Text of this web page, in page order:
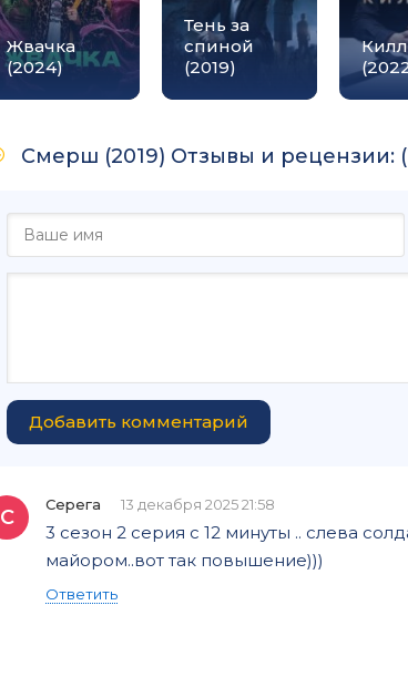
Жвачка
(2024)
Тень за
спиной
(2019)
Смерш (2019) Отзывы и рецензии:
Добавить комментарий
С
Серега 13 декабря 2025 21:58
3 сезон 2 серия с 12 минуты .. слева
майором..вот так повышение)))
Ответить